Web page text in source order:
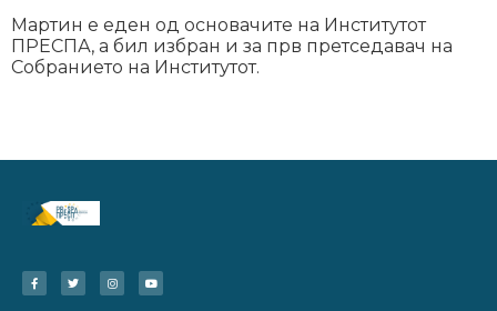
Мартин е еден од основачите на Институтот
ПРЕСПА, а бил избран и за прв претседавач на
Собранието на Институтот.